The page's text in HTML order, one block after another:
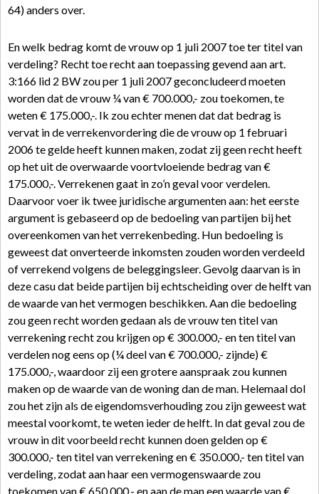
64) anders over.
En welk bedrag komt de vrouw op 1 juli 2007 toe ter titel van
verdeling? Recht toe recht aan toepassing gevend aan art.
3:166 lid 2 BW zou per 1 juli 2007 geconcludeerd moeten
worden dat de vrouw ¼ van € 700.000,- zou toekomen, te
weten € 175.000,-. Ik zou echter menen dat dat bedrag is
vervat in de verrekenvordering die de vrouw op 1 februari
2006 te gelde heeft kunnen maken, zodat zij geen recht heeft
op het uit de overwaarde voortvloeiende bedrag van €
175.000,-. Verrekenen gaat in zo’n geval voor verdelen.
Daarvoor voer ik twee juridische argumenten aan: het eerste
argument is gebaseerd op de bedoeling van partijen bij het
overeenkomen van het verrekenbeding. Hun bedoeling is
geweest dat onverteerde inkomsten zouden worden verdeeld
of verrekend volgens de beleggingsleer. Gevolg daarvan is in
deze casu dat beide partijen bij echtscheiding over de helft van
de waarde van het vermogen beschikken. Aan die bedoeling
zou geen recht worden gedaan als de vrouw ten titel van
verrekening recht zou krijgen op € 300.000,- en ten titel van
verdelen nog eens op (¼ deel van € 700.000,- zijnde) €
175.000,-, waardoor zij een grotere aanspraak zou kunnen
maken op de waarde van de woning dan de man. Helemaal dol
zou het zijn als de eigendomsverhouding zou zijn geweest wat
meestal voorkomt, te weten ieder de helft. In dat geval zou de
vrouw in dit voorbeeld recht kunnen doen gelden op €
300.000,- ten titel van verrekening en € 350.000,- ten titel van
verdeling, zodat aan haar een vermogenswaarde zou
toekomen van € 650.000,- en aan de man een waarde van €